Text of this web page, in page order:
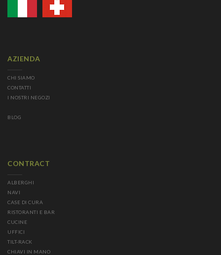
AZIENDA
CHI SIAMO
CONTATTI
I NOSTRI NEGOZI
BLOG
CONTRACT
ALBERGHI
NAVI
CASE DI CURA
RISTORANTI E BAR
CUCINE
UFFICI
TILT-RACK
CHIAVI IN MANO